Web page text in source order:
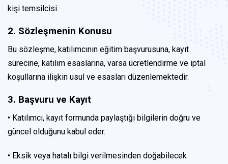
kişi temsilcisi.
2. Sözleşmenin Konusu
Bu sözleşme, katılımcının eğitim başvurusuna, kayıt
sürecine, katılım esaslarına, varsa ücretlendirme ve iptal
koşullarına ilişkin usul ve esasları düzenlemektedir.
3. Başvuru ve Kayıt
• Katılımcı, kayıt formunda paylaştığı bilgilerin doğru ve
güncel olduğunu kabul eder.
• Eksik veya hatalı bilgi verilmesinden doğabilecek